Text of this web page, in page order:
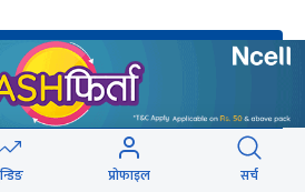
प्रोफाइल सर्च